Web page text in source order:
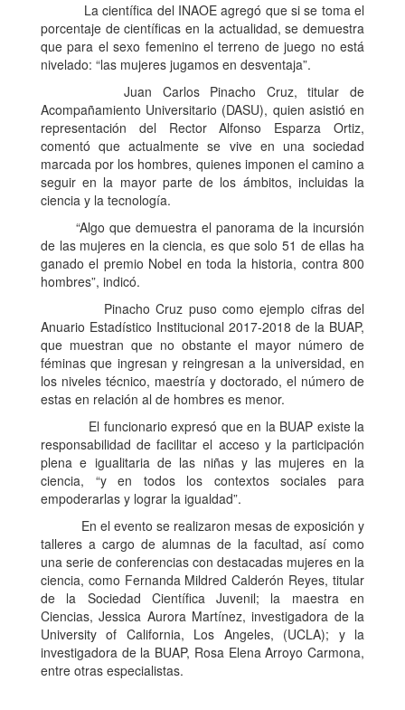
La científica del INAOE agregó que si se toma el
porcentaje de científicas en la actualidad, se demuestra
que para el sexo femenino el terreno de juego no está
nivelado: “las mujeres jugamos en desventaja”.
Juan Carlos Pinacho Cruz, titular de
Acompañamiento Universitario (DASU), quien asistió en
representación del Rector Alfonso Esparza Ortiz,
comentó que actualmente se vive en una sociedad
marcada por los hombres, quienes imponen el camino a
seguir en la mayor parte de los ámbitos, incluidas la
ciencia y la tecnología.
“Algo que demuestra el panorama de la incursión
de las mujeres en la ciencia, es que solo 51 de ellas ha
ganado el premio Nobel en toda la historia, contra 800
hombres”, indicó.
Pinacho Cruz puso como ejemplo cifras del
Anuario Estadístico Institucional 2017-2018 de la BUAP,
que muestran que no obstante el mayor número de
féminas que ingresan y reingresan a la universidad, en
los niveles técnico, maestría y doctorado, el número de
estas en relación al de hombres es menor.
El funcionario expresó que en la BUAP existe la
responsabilidad de facilitar el acceso y la participación
plena e igualitaria de las niñas y las mujeres en la
ciencia, “y en todos los contextos sociales para
empoderarlas y lograr la igualdad”.
En el evento se realizaron mesas de exposición y
talleres a cargo de alumnas de la facultad, así como
una serie de conferencias con destacadas mujeres en la
ciencia, como Fernanda Mildred Calderón Reyes, titular
de la Sociedad Científica Juvenil; la maestra en
Ciencias, Jessica Aurora Martínez, investigadora de la
University of California, Los Angeles, (UCLA); y la
investigadora de la BUAP, Rosa Elena Arroyo Carmona,
entre otras especialistas.